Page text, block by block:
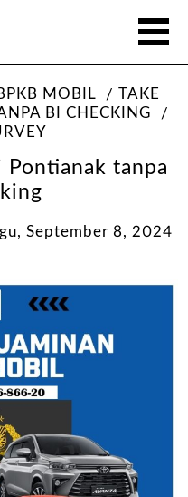
MOBIL
TAKE
BI CHECKING
tanpa
September 8, 2024